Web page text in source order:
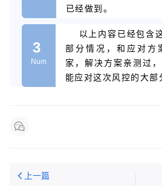
已经做到。
3
Num
以上内容已经包含
部分情况，和应对方
家，解决方案亲测过
能应对这次风控的大部
上一篇